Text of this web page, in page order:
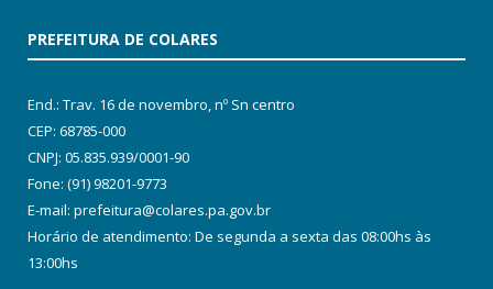
PREFEITURA DE COLARES
End.: Trav. 16 de novembro, nº Sn centro
CEP: 68785-000
CNPJ: 05.835.939/0001-90
Fone: (91) 98201-9773
E-mail: prefeitura@colares.pa.gov.br
Horário de atendimento: De segunda a sexta das 08:00hs às
13:00hs